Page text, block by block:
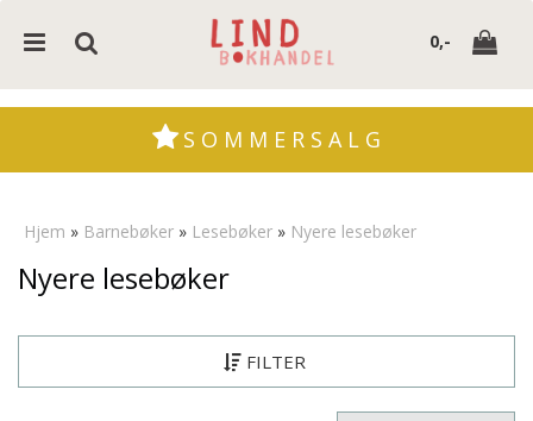
0,-
S O M M E R S A L G
Hjem » Barnebøker » Lesebøker » Nyere lesebøker
Nyere lesebøker
FILTER